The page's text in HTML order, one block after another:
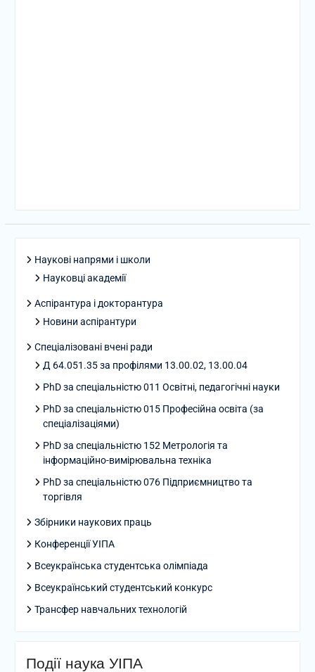
Наукові напрями і школи
Науковці академії
Аспірантура і докторантура
Новини аспірантури
Спеціалізовані вчені ради
Д 64.051.35 за профілями 13.00.02, 13.00.04
PhD за спеціальністю 011 Освітні, педагогічні науки
PhD за спеціальністю 015 Професійна освіта (за
спеціалізаціями)
PhD за спеціальністю 152 Метрологія та
інформаційно-вимірювальна техніка
PhD за спеціальністю 076 Підприємництво та
торгівля
Збірники наукових праць
Конференції УІПА
Всеукраїнська студентська олімпіада
Всеукраїнський студентський конкурс
Трансфер навчальних технологій
Події наука УІПА